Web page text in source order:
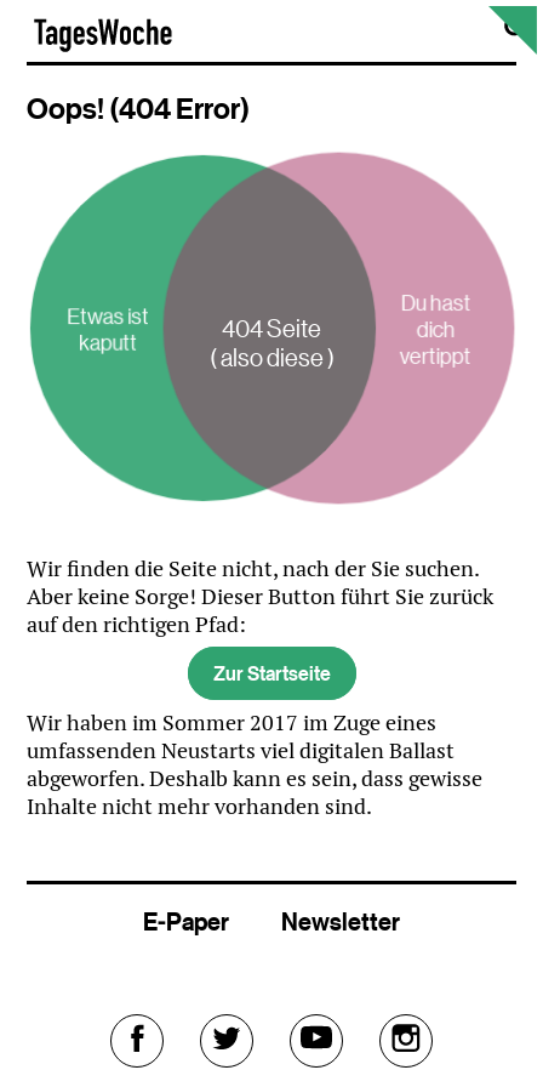
Skip
content
Oops! (404 Error)
Etwas ist
kaputt
404 Seite
( also diese )
Du hast
dich
vertippt
Wir finden die Seite nicht, nach der Sie suchen.
Aber keine Sorge! Dieser Button führt Sie zurück
auf den richtigen Pfad:
Zur Startseite
Wir haben im Sommer 2017 im Zuge eines
umfassenden Neustarts viel digitalen Ballast
abgeworfen. Deshalb kann es sein, dass gewisse
Inhalte nicht mehr vorhanden sind.
E-Paper Newsletter
Externer Externer Externer Externer